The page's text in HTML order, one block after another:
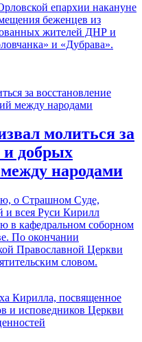
епархии накануне
беженцев из
жителей ДНР и
и «Дубрава».
молиться за
и добрых
народами
о Страшном Суде,
и всея Руси Кирилл
в кафедральном соборном
По окончании
Православной Церкви
словом.